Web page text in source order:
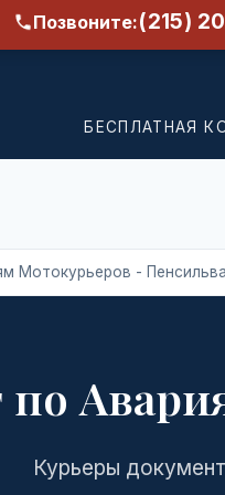
Позвоните:(215)
БЕСПЛАТНАЯ
Мотокурьеров -
по
Курьеры